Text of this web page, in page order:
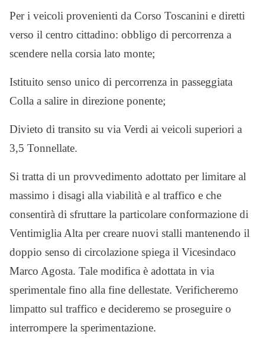
Per i veicoli provenienti da Corso Toscanini e diretti
verso il centro cittadino: obbligo di percorrenza a
scendere nella corsia lato monte;
Istituito senso unico di percorrenza in passeggiata
Colla a salire in direzione ponente;
Divieto di transito su via Verdi ai veicoli superiori a
3,5 Tonnellate.
Si tratta di un provvedimento adottato per limitare al
massimo i disagi alla viabilità e al traffico e che
consentirà di sfruttare la particolare conformazione di
Ventimiglia Alta per creare nuovi stalli mantenendo il
doppio senso di circolazione spiega il Vicesindaco
Marco Agosta. Tale modifica è adottata in via
sperimentale fino alla fine dellestate. Verificheremo
limpatto sul traffico e decideremo se proseguire o
interrompere la sperimentazione.